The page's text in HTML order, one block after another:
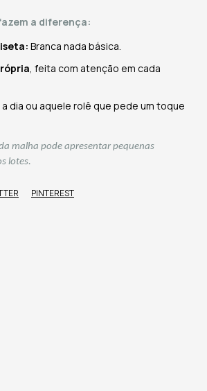
a diferença:
Branca nada básica.
, feita com atenção em cada
dia ou aquele rolê que pede um toque
malha pode apresentar pequenas
lotes.
PINTEREST